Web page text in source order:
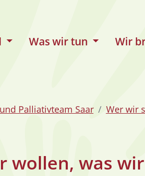
Was wir tun Wir
Palliativteam Saar Wer wir
wollen, was